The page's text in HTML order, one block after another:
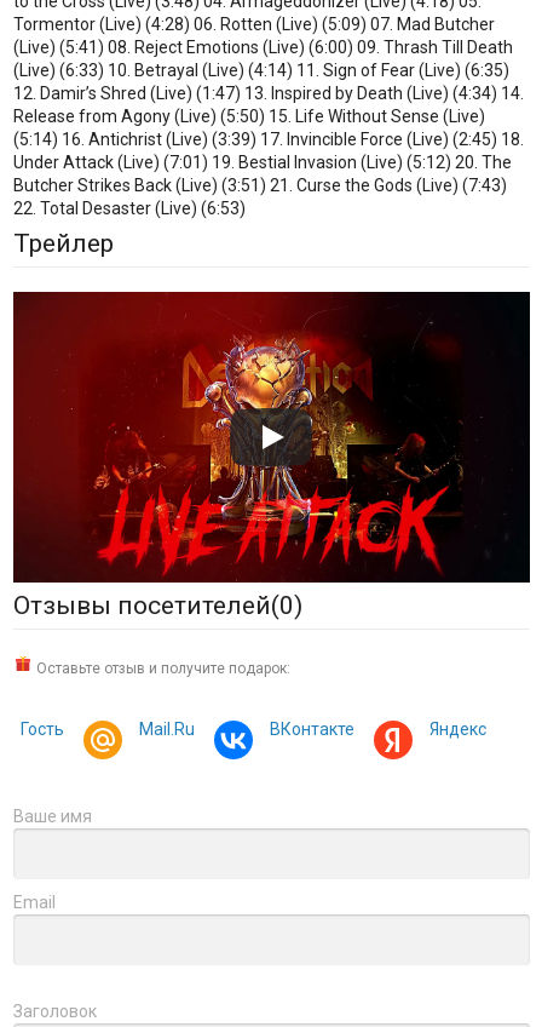
Tormentor (Live) (4:28) 06. Rotten (Live) (5:09) 07. Mad Butcher
(Live) (5:41) 08. Reject Emotions (Live) (6:00) 09. Thrash Till Death
(Live) (6:33) 10. Betrayal (Live) (4:14) 11. Sign of Fear (Live) (6:35)
12. Damir’s Shred (Live) (1:47) 13. Inspired by Death (Live) (4:34) 14.
Release from Agony (Live) (5:50) 15. Life Without Sense (Live)
(5:14) 16. Antichrist (Live) (3:39) 17. Invincible Force (Live) (2:45) 18.
Under Attack (Live) (7:01) 19. Bestial Invasion (Live) (5:12) 20. The
Butcher Strikes Back (Live) (3:51) 21. Curse the Gods (Live) (7:43)
22. Total Desaster (Live) (6:53)
Трейлер
Отзывы посетителей(0)
Оставьте отзыв и получите подарок:
Гость Mail.Ru ВКонтакте Яндекс
Ваше имя
Email
Заголовок